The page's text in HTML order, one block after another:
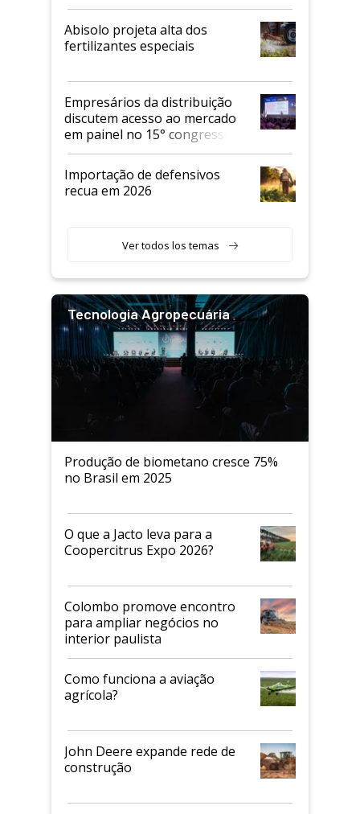
Abisolo projeta alta dos
fertilizantes especiais
Empresários da distribuição
discutem acesso ao mercado
em painel no 15° congresso
Andav
Importação de defensivos
recua em 2026
Ver todos los temas
Tecnologia Agropecuária
Produção de biometano cresce 75%
no Brasil em 2025
O que a Jacto leva para a
Coopercitrus Expo 2026?
Colombo promove encontro
para ampliar negócios no
interior paulista
Como funciona a aviação
agrícola?
John Deere expande rede de
construção